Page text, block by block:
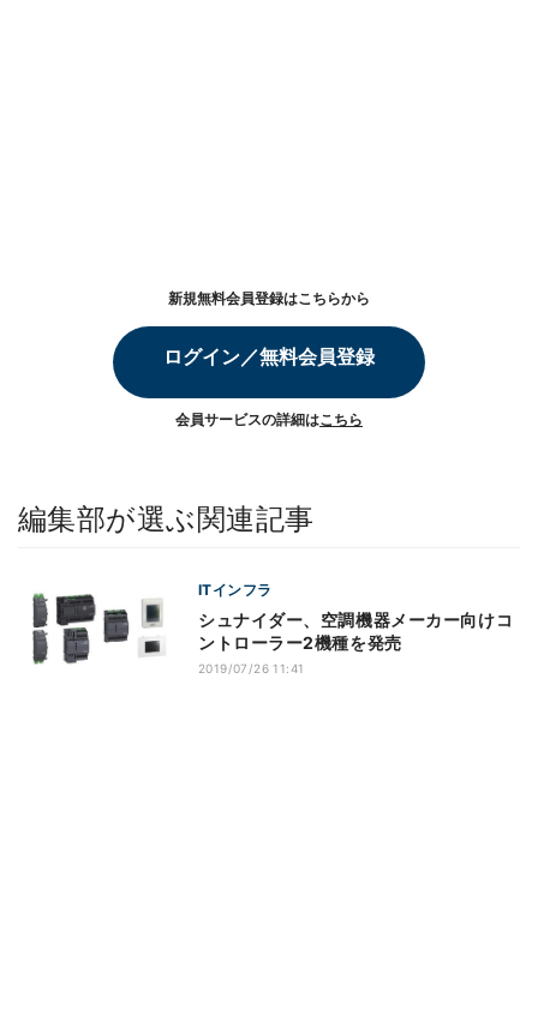
新規無料会員登録はこちらから
ログイン／無料会員登録
会員サービスの詳細はこちら
編集部が選ぶ関連記事
ITインフラ
シュナイダー、空調機器メーカー向けコ
ントローラー2機種を発売
2019/07/26 11:41